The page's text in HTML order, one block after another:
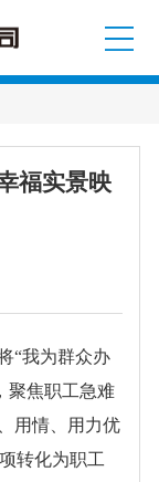
福实景映
“我为群众办
聚焦职工急难
用情、用力优
转化为职工